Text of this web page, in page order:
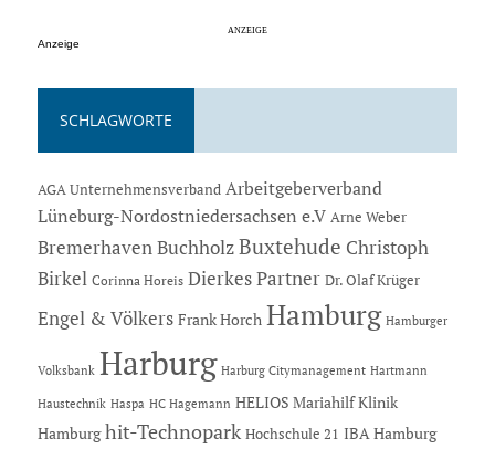
Anzeige
SCHLAGWORTE
AGA Unternehmensverband Arbeitgeberverband
Lüneburg-Nordostniedersachsen e.V Arne Weber
Bremerhaven Buchholz Buxtehude Christoph
Birkel Corinna Horeis Dierkes Partner Dr. Olaf Krüger
Engel & Völkers Frank Horch Hamburg Hamburger
Volksbank Harburg Harburg Citymanagement Hartmann
Haustechnik Haspa HC Hagemann HELIOS Mariahilf Klinik
Hamburg hit-Technopark Hochschule 21 IBA Hamburg